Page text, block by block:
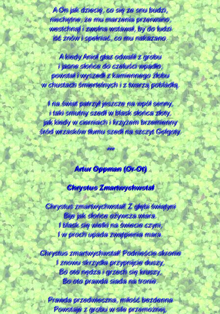
A On jak dziecię, co się ze snu budzi,
niechętne, że mu marzenia przerwano,
westchnął i zwolna wstawał, by do ludzi
iść znów i spełniać, co mu nakazano.
A kiedy Anioł głaz odwalił z grobu
i jasne słońce do czeluści wpadło,
powstał i wyszedł z kamiennego żłobu
w chustach śmiertelnych i z twarzą pobladłą.
I na świat patrzył jeszcze na wpół senny,
i taki smutny szedł w blask słońca złoty,
jak kiedy w cierniach i krzyżem brzemienny
śród wrzasków tłumu szedł na szczyt Golgoty.
***
Artur Oppman (Or-Ot)
Chrystus Zmartwychwstał
Chrystus zmartwychwstał! Z głębi świątyni
Bije jak słońce ożywcza wiara.
I blask się wielki na świecie czyni,
I w proch upada zwątpienia mara.
Chrystus zmartwychwstał! Podnieście skronie
I znowu skrzydła przypnijcie duszy,
Bo oto nędza i grzech się kruszy,
Bo oto prawda siada na tronie.
Prawda przedwieczna, miłość bezdenna
Powstaje z grobu w sile przemożnej,